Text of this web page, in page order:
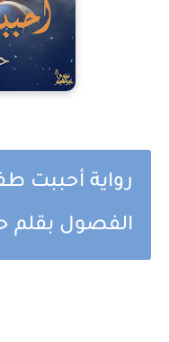
رواية أحببت
الفصول بقلم